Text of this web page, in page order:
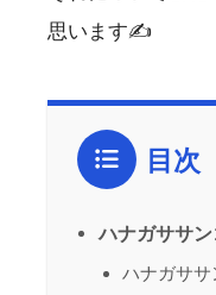
思います✍️
目次
ハナガササ
ハナガササ